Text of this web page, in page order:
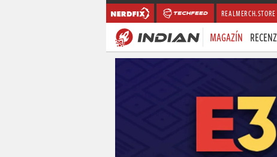
REALMERCH.STORE
MAGAZÍN